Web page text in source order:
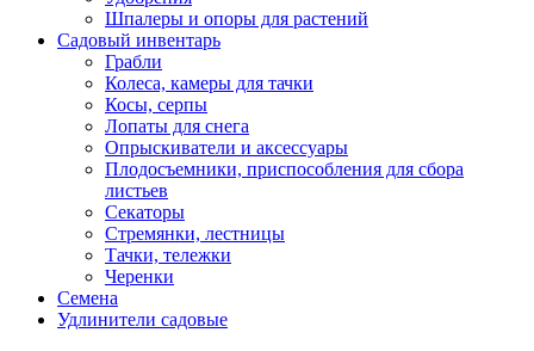
Шпалеры и опоры для растений
Садовый инвентарь
Грабли
Колеса, камеры для тачки
Косы, серпы
Лопаты для снега
Опрыскиватели и аксессуары
Плодосъемники, приспособления для сбора
листьев
Секаторы
Стремянки, лестницы
Тачки, тележки
Черенки
Семена
Удлинители садовые